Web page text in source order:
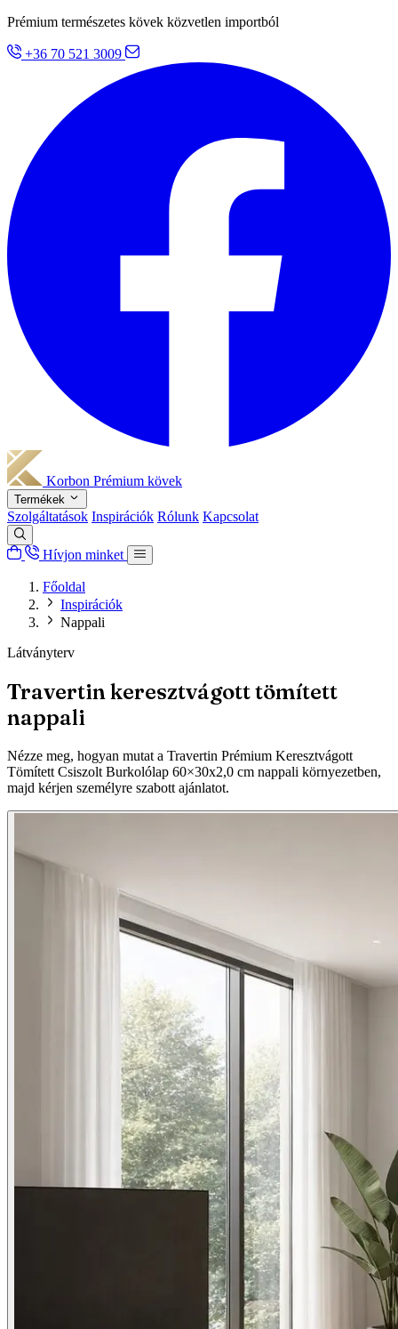
Prémium természetes kövek közvetlen importból
+36 70 521 3009
Korbon Prémium kövek
Termékek
Szolgáltatások Inspirációk Rólunk Kapcsolat
Hívjon minket
Főoldal
Inspirációk
Nappali
Látványterv
Travertin keresztvágott tömített
nappali
Nézze meg, hogyan mutat a Travertin Prémium Keresztvágott
Tömített Csiszolt Burkolólap 60×30x2,0 cm nappali környezetben,
majd kérjen személyre szabott ajánlatot.